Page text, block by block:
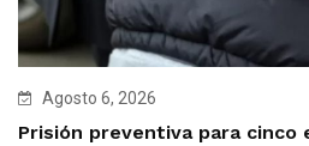
Agosto 6, 2026
Prisión preventiva para cinco